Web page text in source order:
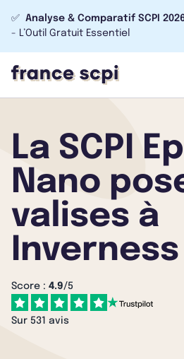
✅ Analyse & Comparatif SCPI
- L’Outil Gratuit Essentiel
La SCPI
Nano
valises à
Inverness
Score : 4.9/5
Sur 531 avis